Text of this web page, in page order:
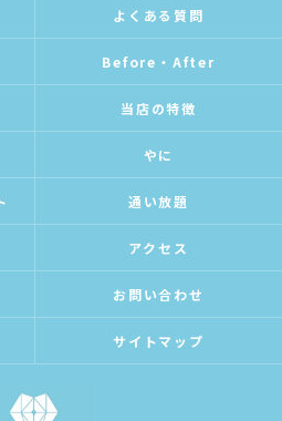
よくある質問
Before・After
当店の特徴
やに
通い放題
アクセス
お問い合わせ
サイトマップ